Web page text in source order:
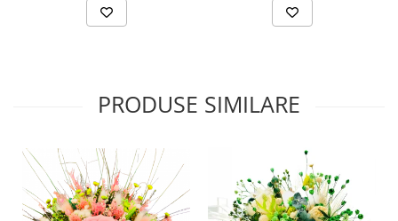
PRODUSE SIMILARE